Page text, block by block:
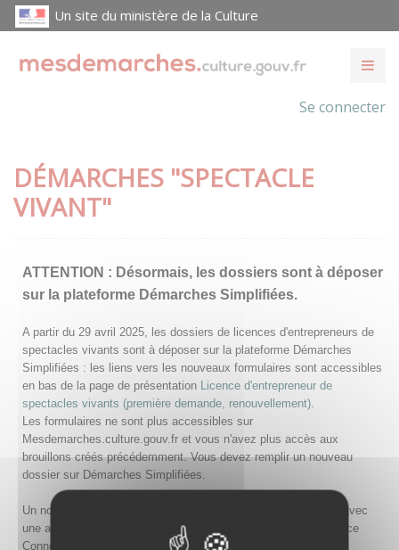
Un site du ministère de la Culture
Se connecter
DÉMARCHES "SPECTACLE
VIVANT"
ATTENTION : Désormais, les dossiers sont à déposer
sur la plateforme Démarches Simplifiées.
A partir du 29 avril 2025, les dossiers de licences d'entrepreneurs de
spectacles vivants sont à déposer sur la plateforme Démarches
Simplifiées : les liens vers les nouveaux formulaires sont accessibles
en bas de la page de présentation Licence d'entrepreneur de
spectacles vivants (première demande, renouvellement).
Les formulaires ne sont plus accessibles sur
Mesdemarches.culture.gouv.fr et vous n'avez plus accès aux
brouillons créés précédemment. Vous devez remplir un nouveau
dossier sur Démarches Simplifiées.
Un nouveau compte doit être créé sur Démarches Simplifiées avec
une adresse email et un mot de passe, ou en passant par France
Connect.